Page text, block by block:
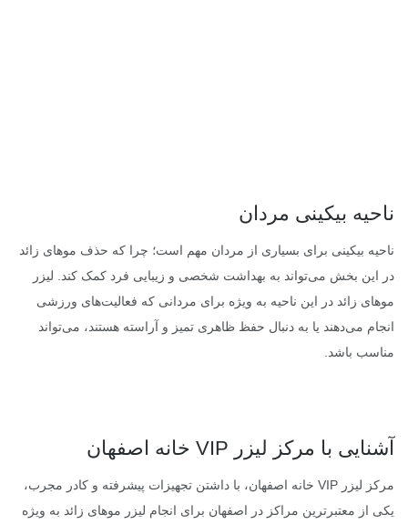
ناحیه بیکینی مردان
ناحیه بیکینی برای بسیاری از مردان مهم است؛ چرا که حذف موهای زائد
در این بخش می‌تواند به بهداشت شخصی و زیبایی فرد کمک کند. لیزر
موهای زائد در این ناحیه به ویژه برای مردانی که فعالیت‌های ورزشی
انجام می‌دهند یا به دنبال حفظ ظاهری تمیز و آراسته هستند، می‌تواند
مناسب باشد.
آشنایی با مرکز لیزر VIP خانه اصفهان
مرکز لیزر VIP خانه اصفهان، با داشتن تجهیزات پیشرفته و کادر مجرب،
یکی از معتبرترین مراکز در اصفهان برای انجام لیزر موهای زائد به ویژه